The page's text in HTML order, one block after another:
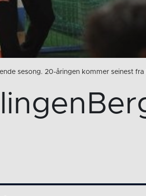
sesong. 20-åringen kommer seinest fra